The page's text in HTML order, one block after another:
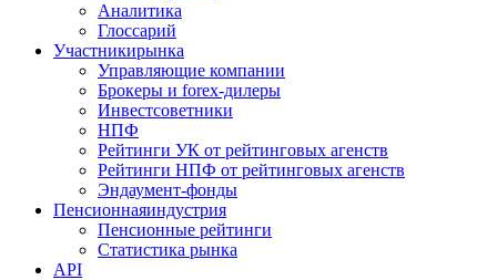
Аналитика
Глоссарий
Участникирынка
Управляющие компании
Брокеры и forex-дилеры
Инвестсоветники
НПФ
Рейтинги УК от рейтинговых агенств
Рейтинги НПФ от рейтинговых агенств
Эндаумент-фонды
Пенсионнаяиндустрия
Пенсионные рейтинги
Статистика рынка
API